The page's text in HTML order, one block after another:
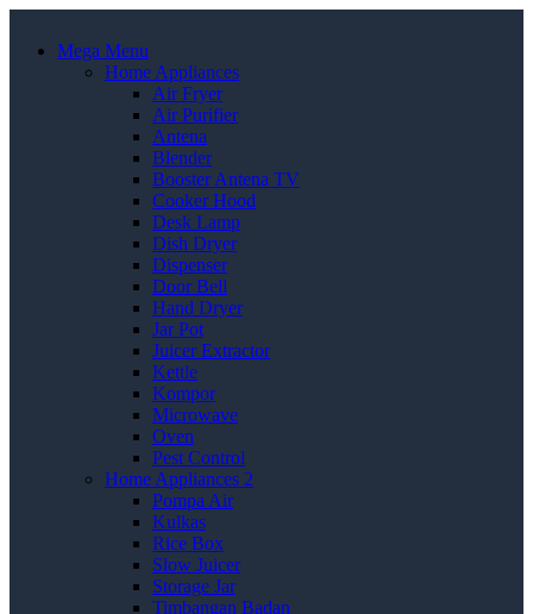
Mega Menu
Home Appliances
Air Fryer
Air Purifier
Antena
Blender
Booster Antena TV
Cooker Hood
Desk Lamp
Dish Dryer
Dispenser
Door Bell
Hand Dryer
Jar Pot
Juicer Extractor
Kettle
Kompor
Microwave
Oven
Pest Control
Home Appliances 2
Pompa Air
Kulkas
Rice Box
Slow Juicer
Storage Jar
Timbangan Badan